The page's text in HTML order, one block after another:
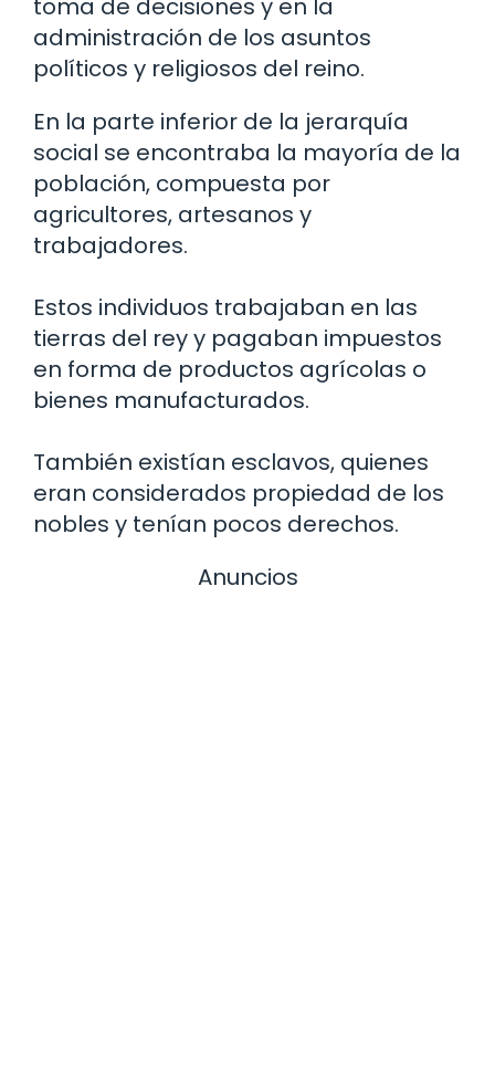
toma de decisiones y en la
administración de los asuntos
políticos y religiosos del reino.
En la parte inferior de la jerarquía
social se encontraba la mayoría de la
población, compuesta por
agricultores, artesanos y
trabajadores.
Estos individuos trabajaban en las
tierras del rey y pagaban impuestos
en forma de productos agrícolas o
bienes manufacturados.
También existían esclavos, quienes
eran considerados propiedad de los
nobles y tenían pocos derechos.
Anuncios